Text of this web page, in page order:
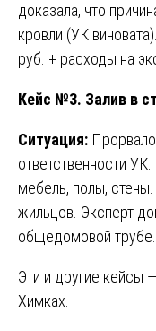
доказала, что
кровли (УК
руб. + расходы на
Кейс №3. Залив в
Ситуация:
ответственности
мебель, полы,
жильцов. Эксперт
общедомовой
Эти и другие кейсы
Химках.